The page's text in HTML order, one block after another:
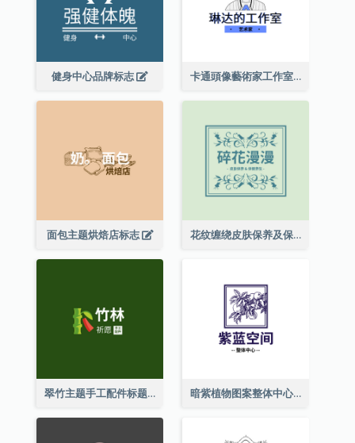
健身中心品牌标志 卡通頭像藝術家工作室標誌
面包主题烘焙店标志 花纹缠绕皮肤保养及保健养生标志设计
翠竹主题手工配件标题 暗紫植物图案整体中心标志